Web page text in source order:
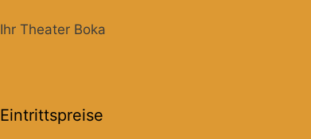
Ihr Theater Boka
Eintrittspreise